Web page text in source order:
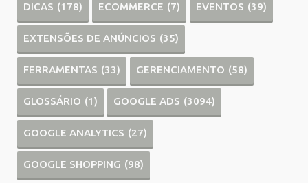
DICAS (178) ECOMMERCE (7) EVENTOS (39)
EXTENSÕES DE ANÚNCIOS (35)
FERRAMENTAS (33) GERENCIAMENTO (58)
GLOSSÁRIO (1) GOOGLE ADS (3094)
GOOGLE ANALYTICS (27)
GOOGLE SHOPPING (98)